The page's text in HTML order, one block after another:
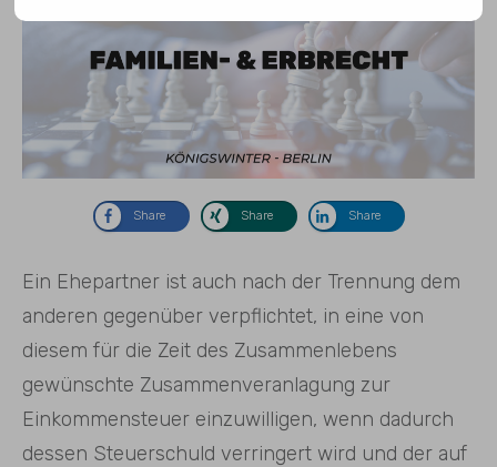
Share Share Share
Ein Ehepartner ist auch nach der Trennung dem
anderen gegenüber verpflichtet, in eine von
diesem für die Zeit des Zusammenlebens
gewünschte Zusammenveranlagung zur
Einkommensteuer einzuwilligen, wenn dadurch
dessen Steuerschuld verringert wird und der auf